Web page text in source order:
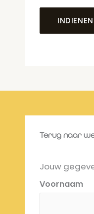
INDIENEN
Terug naar
Jouw
Voornaam